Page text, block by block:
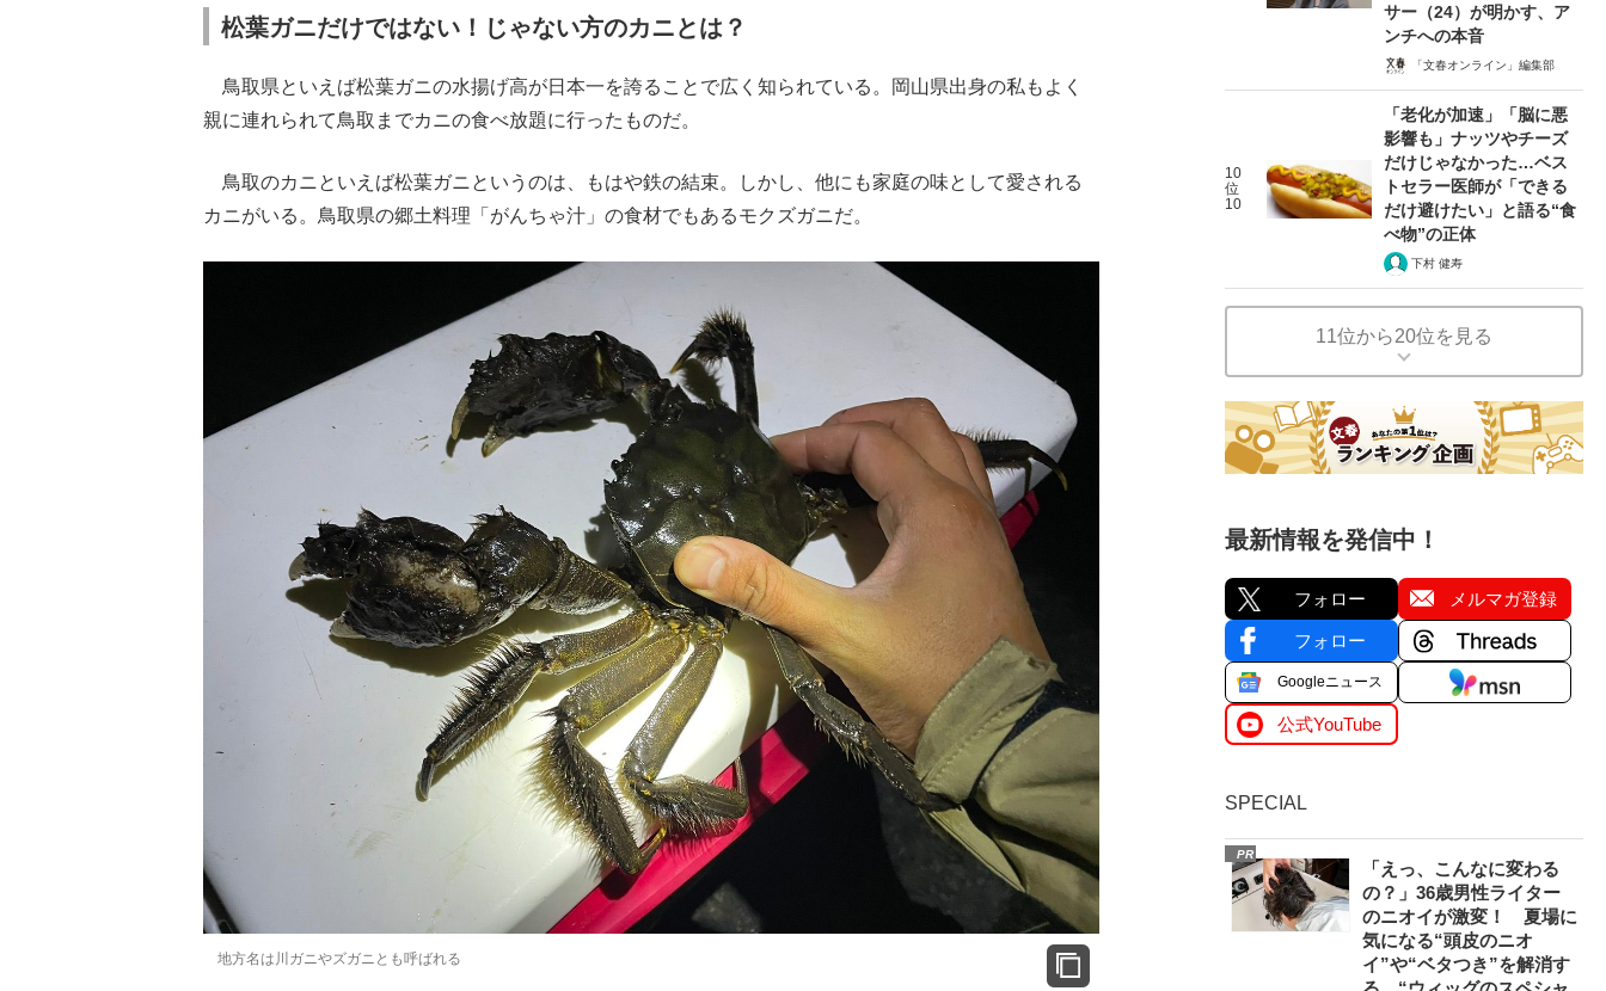
松葉ガニだけではない！じゃない方のカニとは？
鳥取県といえば松葉ガニの水揚げ高が日本一を誇ることで広く知られている。岡山県出身の私もよく
親に連れられて鳥取までカニの食べ放題に行ったものだ。
鳥取のカニといえば松葉ガニというのは、もはや鉄の結束。しかし、他にも家庭の味として愛される
カニがいる。鳥取県の郷土料理「がんちゃ汁」の食材でもあるモクズガニだ。
地方名は川ガニやズガニとも呼ばれる
サー（24）が明かす、ア
ンチへの本音
「文春オンライン」編集部
10
位
10
「老化が加速」「脳に悪
影響も」ナッツやチーズ
だけじゃなかった…ベス
トセラー医師が「できる
だけ避けたい」と語る“食
べ物”の正体
下村 健寿
11位から20位を見る
最新情報を発信中！
フォロー メルマガ登録
フォロー
Googleニュース
公式YouTube
SPECIAL
PR
「えっ、こんなに変わる
の？」36歳男性ライター
のニオイが激変！ 夏場に
気になる“頭皮のニオ
イ”や“ベタつき”を解消す